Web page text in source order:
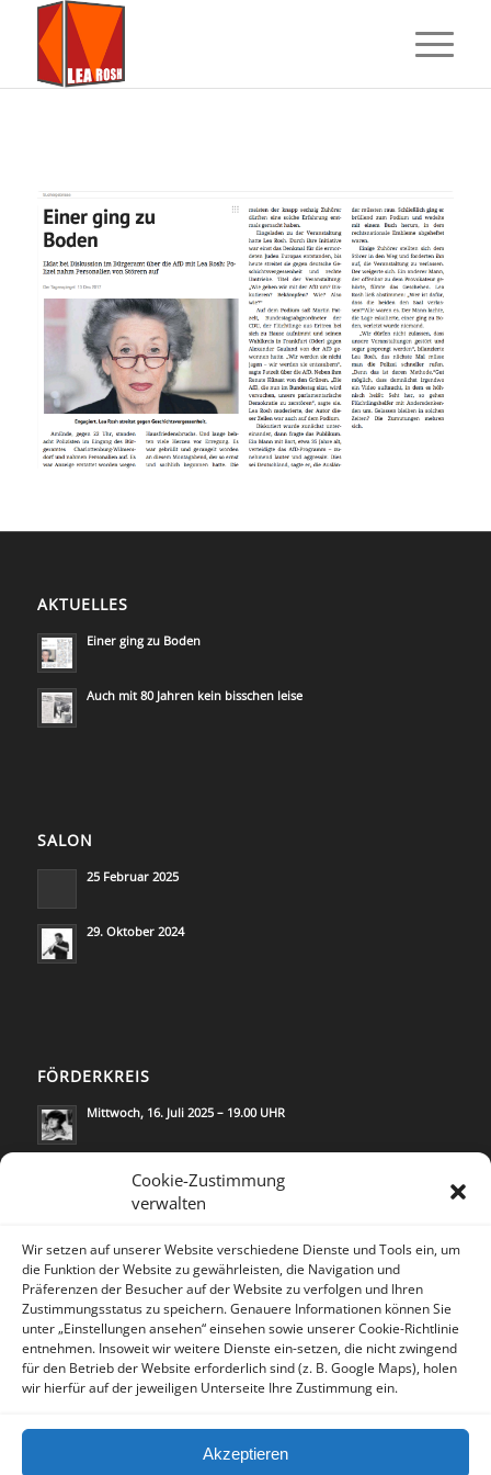
Cookie-Zustimmung
verwalten
Wir setzen auf unserer Website verschiedene Dienste und Tools ein, um
die Funktion der Website zu gewährleisten, die Navigation und
Präferenzen der Besucher auf der Website zu verfolgen und Ihren
Zustimmungsstatus zu speichern. Genauere Informationen können Sie
unter „Einstellungen ansehen“ einsehen sowie unserer Cookie-Richtlinie
entnehmen. Insoweit wir weitere Dienste ein-setzen, die nicht zwingend
für den Betrieb der Website erforderlich sind (z. B. Google Maps), holen
wir hierfür auf der jeweiligen Unterseite Ihre Zustimmung ein.
Akzeptieren
AKTUELLES
Einer ging zu Boden
Auch mit 80 Jahren kein bisschen leise
SALON
25 Februar 2025
29. Oktober 2024
FÖRDERKREIS
Mittwoch, 16. Juli 2025 – 19.00 UHR
KONTAKT
Lea Rosh/Kommunikation & Medien
Trautenaustr.14
10717 Berlin/Deutschland